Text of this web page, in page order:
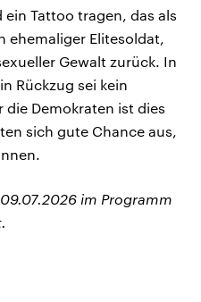
Tattoo tragen, das als
ehemaliger Elitesoldat,
Gewalt zurück. In
Rückzug sei kein
die Demokraten ist dies
sich gute Chance aus,
im Programm